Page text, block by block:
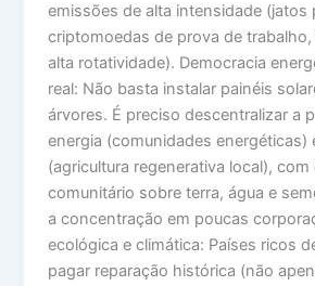
emissões de alta intensidade (jatos
criptomoedas de prova de
alta rotatividade). Democracia
real: Não basta instalar painéis
árvores. É preciso descentralizar a
energia (comunidades energéticas)
(agricultura regenerativa local),
comunitário sobre terra, água e
a concentração em poucas
ecológica e climática: Países ricos
pagar reparação histórica (não